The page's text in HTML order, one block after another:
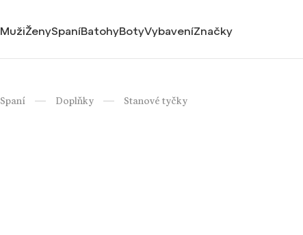
MužiŽenySpaníBatohyBotyVybaveníZnačky
Spaní / Doplňky / Stanové tyčky